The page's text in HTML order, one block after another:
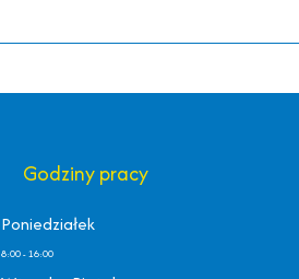
Godziny pracy
Poniedziałek
8:00 - 16:00